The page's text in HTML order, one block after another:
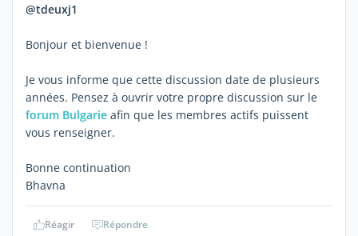
@tdeuxj1
Bonjour et bienvenue !
Je vous informe que cette discussion date de plusieurs
années. Pensez à ouvrir votre propre discussion sur le
forum Bulgarie afin que les membres actifs puissent
vous renseigner.
Bonne continuation
Bhavna
Réagir Répondre